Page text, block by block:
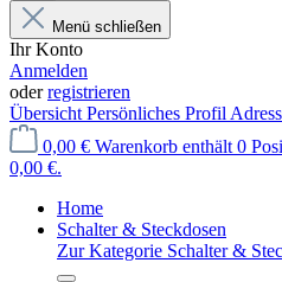
Menü schließen
Ihr Konto
Anmelden
oderregistrieren
Übersicht Persönliches Profil
0,00 € Warenkorb enthält 0
0,00 €.
Home
Schalter & Steckdosen
Zur Kategorie Schalter &